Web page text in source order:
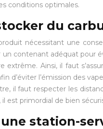
conditions optimales.
du
nécessitant une
un contenant adéquat pour
extrême. Ainsi, il faut
d’éviter l’émission des
il faut respecter les
est primordial de bien
station-